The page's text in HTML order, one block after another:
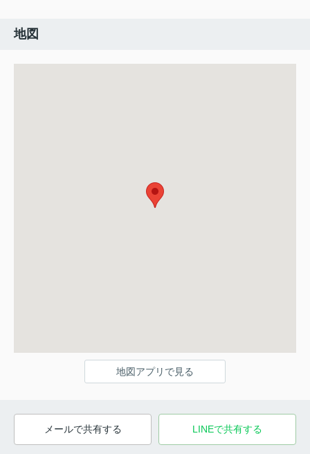
地図
地図アプリで見る
メールで共有する LINEで共有する